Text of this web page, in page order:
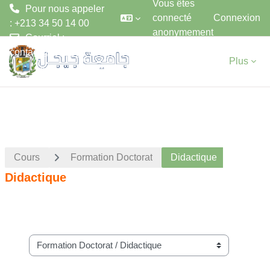
Pour nous appeler
: +213 34 50 14 00
Courriel :
contact@univ-jijel.dz
Vous êtes
connecté
anonymement
Connexion
Plus
Cours Formation Doctorat Didactique
Didactique
Catégories de cours